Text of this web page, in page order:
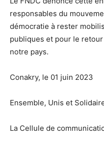
responsables du
démocratie à rester
publiques et pour le
notre pays.
Conakry, le 01 juin 2023
Ensemble, Unis et
La Cellule de